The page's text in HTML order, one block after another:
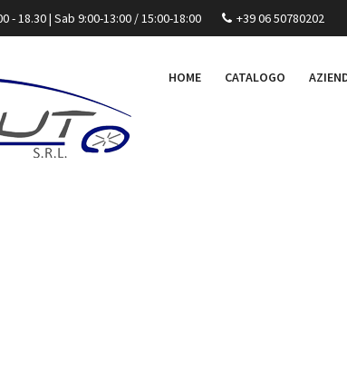
- 18.30 | Sab 9:00-13:00 / 15:00-18:00 +39 06 50780202
HOME CATALOGO